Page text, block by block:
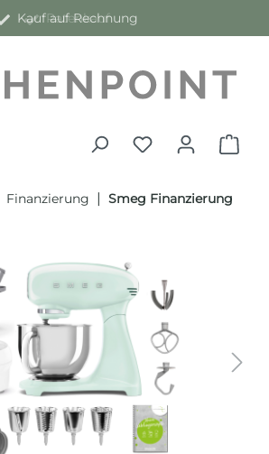
Kauf auf Rechnung
Finanzierung | Smeg Finanzierung